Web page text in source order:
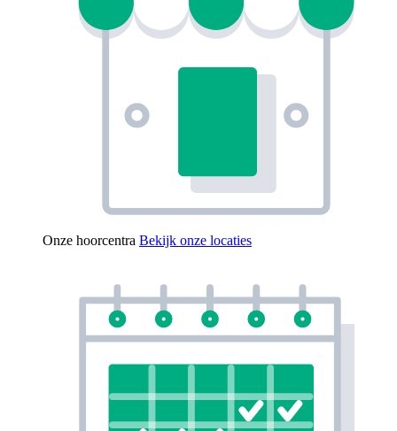
Onze hoorcentra Bekijk onze locaties